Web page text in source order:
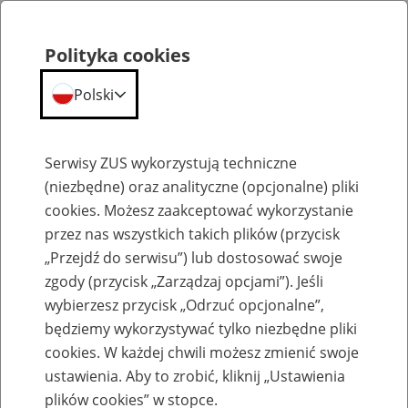
Komunikaty
Komunikaty techniczne
Polityka cookies
Polski
Serwisy ZUS wykorzystują techniczne
(niezbędne) oraz analityczne (opcjonalne) pliki
cookies. Możesz zaakceptować wykorzystanie
przez nas wszystkich takich plików (przycisk
„Przejdź do serwisu”) lub dostosować swoje
zgody (przycisk „Zarządzaj opcjami”). Jeśli
wybierzesz przycisk „Odrzuć opcjonalne”,
będziemy wykorzystywać tylko niezbędne pliki
cookies. W każdej chwili możesz zmienić swoje
ustawienia. Aby to zrobić, kliknij „Ustawienia
plików cookies” w stopce.